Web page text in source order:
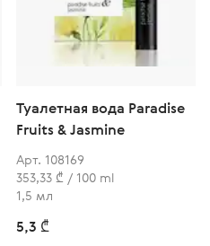
Туалетная вода Paradise
Fruits & Jasmine
Арт. 108169
353,33 ₾ / 100 ml
1,5 мл
5,3 ₾